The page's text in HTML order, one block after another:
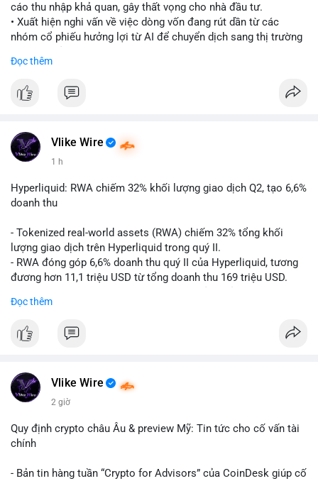
cáo thu nhập khả quan, gây thất vọng cho nhà đầu tư.
• Xuất hiện nghi vấn về việc dòng vốn đang rút dần từ các
nhóm cổ phiếu hưởng lợi từ AI để chuyển dịch sang thị trường
• Diễn biến này có thể là tín hiệu cho thấy sự luân chuyển dòng
$btc $eth
📰 Nguồn: CoinDesk
Đọc thêm
Vlike Wire
1 h
Hyperliquid: RWA chiếm 32% khối lượng giao dịch Q2, tạo 6,6%
doanh thu
- Tokenized real-world assets (RWA) chiếm 32% tổng khối
lượng giao dịch trên Hyperliquid trong quý II.
- RWA đóng góp 6,6% doanh thu quý II của Hyperliquid, tương
đương hơn 11,1 triệu USD từ tổng doanh thu 169 triệu USD.
sản hóa thực tế trên sàn giao dịch phi tập trung.
#binancesquare
#vlikevn #titanbot
📰 Nguồn: Cointelegraph
Đọc thêm
Vlike Wire
2 giờ
Quy định crypto châu Âu & preview Mỹ: Tin tức cho cố vấn tài
chính
- Bản tin hàng tuần “Crypto for Advisors” của CoinDesk giúp cố